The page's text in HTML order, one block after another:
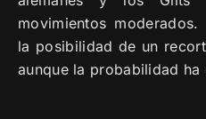
movimientos
la posibilidad de un
aunque la probabilidad